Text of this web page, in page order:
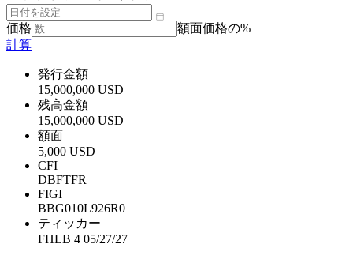
価格
額面価格の%
計算
発行金額
15,000,000 USD
残高金額
15,000,000 USD
額面
5,000 USD
CFI
DBFTFR
FIGI
BBG010L926R0
ティッカー
FHLB 4 05/27/27